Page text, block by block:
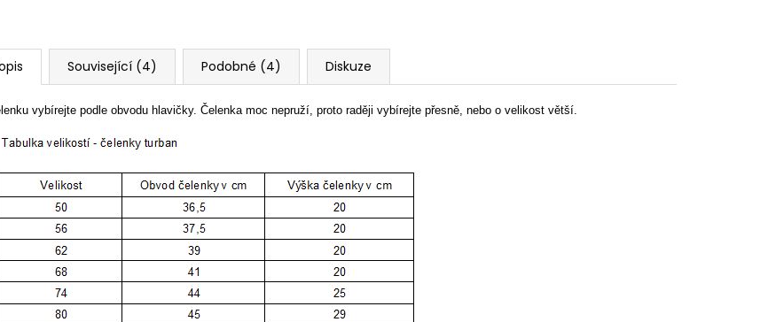
Související (4) Podobné (4) Diskuze
vybírejte podle obvodu hlavičky. Čelenka moc nepruží, proto raději vybírejte přesně, nebo o velikost větší.